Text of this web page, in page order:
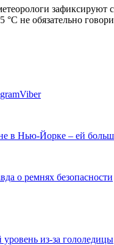
не обязательно
Viber
в Нью-Йорке – ей
о ремнях безопасности
из-за гололедицы